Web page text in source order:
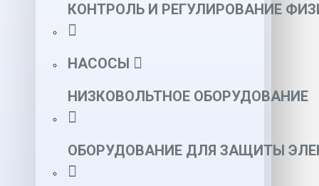
КОНТРОЛЬ И РЕГУЛИРОВАНИЕ
НАСОСЫ
НИЗКОВОЛЬТНОЕ ОБОРУДОВАНИЕ
ОБОРУДОВАНИЕ ДЛЯ ЗАЩИТЫ